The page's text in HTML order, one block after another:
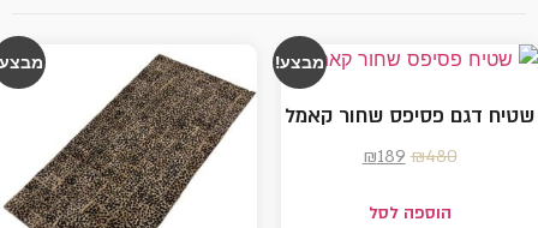
מבצע!
דגם פסיפס שחור קאמל
₪480
₪189
הוספה לסל
מבצע!